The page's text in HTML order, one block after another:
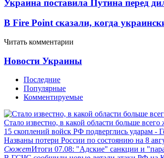
Украина поставила Путина перед
В Fire Point сказали, когда
Читать комментарии
Новости Украины
Последние
Популярные
Комментируемые
Стало известно, в какой области больше
15 скоплений войск РФ подверглись ударам -
Названы потери России по состоянию на 8
СюжетИтоги 07.08: "Адские" санкции и